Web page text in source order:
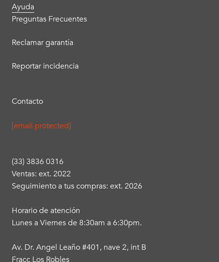
Ayuda
Preguntas Frecuentes
Reclamar garantía
Reportar incidencia
Contacto
[email protected]
(33) 3836 0316
Ventas: ext. 2022
Seguimiento a tus compras: ext. 2026
Horario de atención
Lunes a Viernes de 8:30am a 6:30pm.
Av. Dr. Angel Leaño #401, nave 2, int B
Fracc Los Robles